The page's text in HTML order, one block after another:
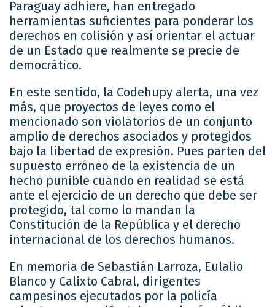
Paraguay adhiere, han entregado
herramientas suficientes para ponderar los
derechos en colisión y así orientar el actuar
de un Estado que realmente se precie de
democrático.
En este sentido, la Codehupy alerta, una vez
más, que proyectos de leyes como el
mencionado son violatorios de un conjunto
amplio de derechos asociados y protegidos
bajo la libertad de expresión. Pues parten del
supuesto erróneo de la existencia de un
hecho punible cuando en realidad se está
ante el ejercicio de un derecho que debe ser
protegido, tal como lo mandan la
Constitución de la República y el derecho
internacional de los derechos humanos.
En memoria de Sebastián Larroza, Eulalio
Blanco y Calixto Cabral, dirigentes
campesinos ejecutados por la policía